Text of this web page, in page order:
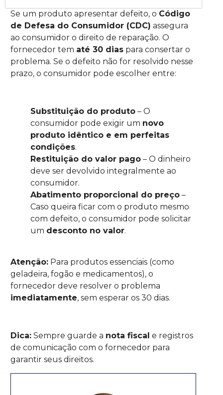
Se um produto apresentar defeito, o Código
de Defesa do Consumidor (CDC) assegura
ao consumidor o direito de reparação. O
fornecedor tem até 30 dias para consertar o
problema. Se o defeito não for resolvido nesse
prazo, o consumidor pode escolher entre:
Substituição do produto – O
consumidor pode exigir um novo
produto idêntico e em perfeitas
condições.
Restituição do valor pago – O dinheiro
deve ser devolvido integralmente ao
consumidor.
Abatimento proporcional do preço –
Caso queira ficar com o produto mesmo
com defeito, o consumidor pode solicitar
um desconto no valor.
Atenção: Para produtos essenciais (como
geladeira, fogão e medicamentos), o
fornecedor deve resolver o problema
imediatamente, sem esperar os 30 dias.
Dica: Sempre guarde a nota fiscal e registros
de comunicação com o fornecedor para
garantir seus direitos.